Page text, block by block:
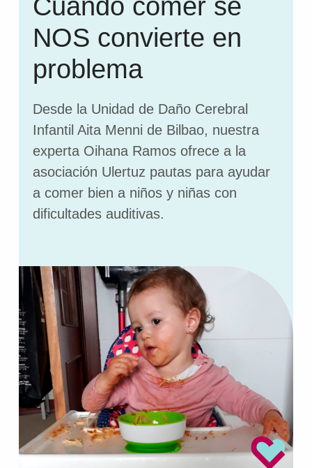
Cuando comer se
NOS convierte en
problema
Desde la Unidad de Daño Cerebral
Infantil Aita Menni de Bilbao, nuestra
experta Oihana Ramos ofrece a la
asociación Ulertuz pautas para ayudar
a comer bien a niños y niñas con
dificultades auditivas.